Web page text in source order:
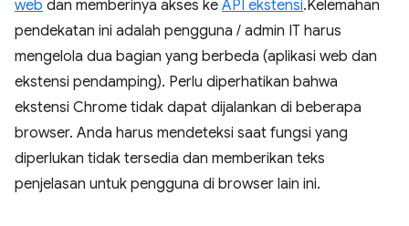
web dan memberinya akses ke API ekstensi.Kelemahan
pendekatan ini adalah pengguna / admin IT harus
mengelola dua bagian yang berbeda (aplikasi web dan
ekstensi pendamping). Perlu diperhatikan bahwa
ekstensi Chrome tidak dapat dijalankan di beberapa
browser. Anda harus mendeteksi saat fungsi yang
diperlukan tidak tersedia dan memberikan teks
penjelasan untuk pengguna di browser lain ini.